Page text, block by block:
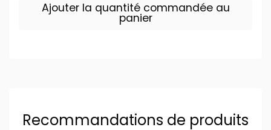
Ajouter la quantité commandée au
panier
Recommandations de produits